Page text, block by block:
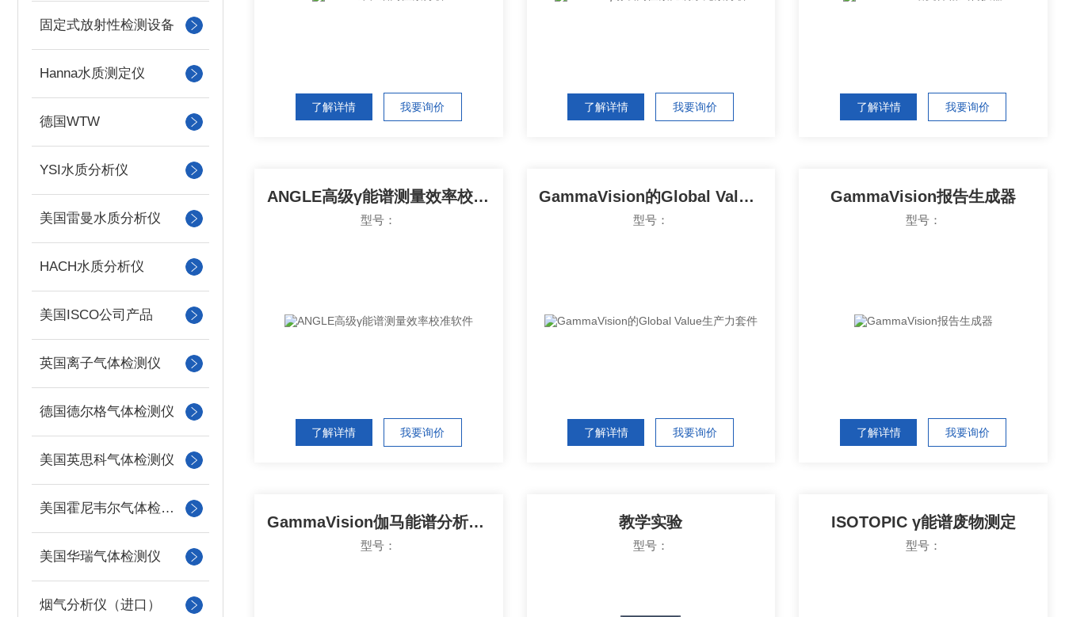
固定式放射性检测设备
Hanna水质测定仪
德国WTW
YSI水质分析仪
美国雷曼水质分析仪
HACH水质分析仪
美国ISCO公司产品
英国离子气体检测仪
德国德尔格气体检测仪
美国英思科气体检测仪
美国霍尼韦尔气体检测仪
美国华瑞气体检测仪
烟气分析仪（进口）
了解详情 我要询价 了解详情 我要询价 了解详情 我要询价
ANGLE高级γ能谱测量效率校准软件
型号：
了解详情 我要询价
GammaVision的Global Value生产力套件
型号：
了解详情 我要询价
GammaVision报告生成器
型号：
了解详情 我要询价
GammaVision伽马能谱分析软件
型号：
教学实验
型号：
ISOTOPIC γ能谱废物测定
型号：